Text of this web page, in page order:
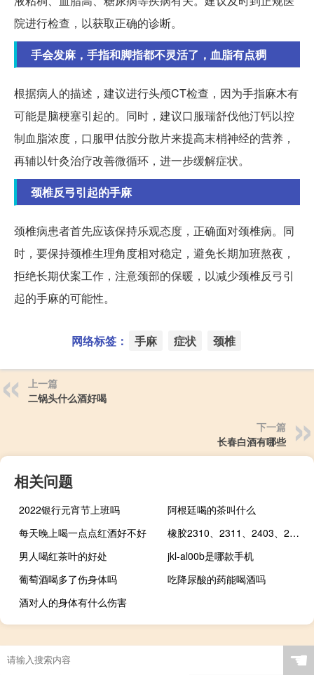
院进行检查，以获取正确的诊断。
手会发麻，手指和脚指都不灵活了，血脂有点稠
根据病人的描述，建议进行头颅CT检查，因为手指麻木有
可能是脑梗塞引起的。同时，建议口服瑞舒伐他汀钙以控
制血脂浓度，口服甲估胺分散片来提高末梢神经的营养，
再辅以针灸治疗改善微循环，进一步缓解症状。
颈椎反弓引起的手麻
颈椎病患者首先应该保持乐观态度，正确面对颈椎病。同
时，要保持颈椎生理角度相对稳定，避免长期加班熬夜，
拒绝长期伏案工作，注意颈部的保暖，以减少颈椎反弓引
起的手麻的可能性。
网络标签： 手麻 症状 颈椎
上一篇
二锅头什么酒好喝
下一篇
长春白酒有哪些
相关问题
2022银行元宵节上班吗
阿根廷喝的茶叫什么
每天晚上喝一点点红酒好不好
橡胶2310、2311、2403、2405合约均触及涨停
男人喝红茶叶的好处
jkl-al00b是哪款手机
葡萄酒喝多了伤身体吗
吃降尿酸的药能喝酒吗
酒对人的身体有什么伤害
☚